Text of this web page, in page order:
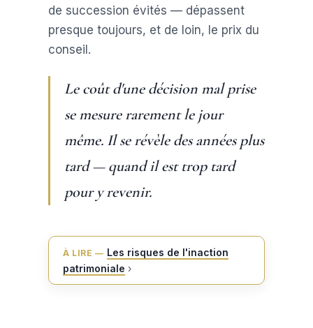
de succession évités — dépassent
presque toujours, et de loin, le prix du
conseil.
Le coût d'une décision mal prise
se mesure rarement le jour
même. Il se révèle des années plus
tard — quand il est trop tard
pour y revenir.
À LIRE — Les risques de l'inaction
patrimoniale ›